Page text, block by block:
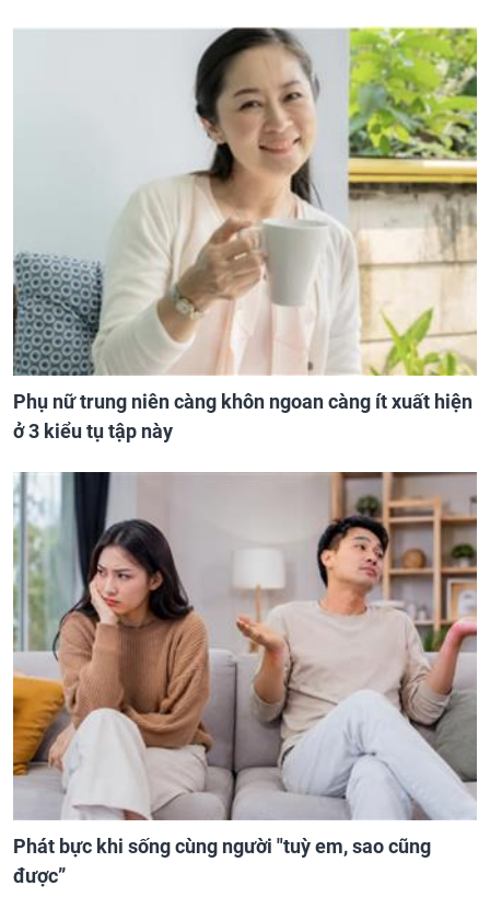
Phụ nữ trung niên càng khôn ngoan càng ít xuất hiện
ở 3 kiểu tụ tập này
Phát bực khi sống cùng người "tuỳ em, sao cũng
được”